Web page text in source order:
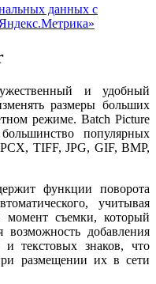
данных с
и удобный
размеры больших
режиме. Batch Picture
популярных
TIFF, JPG, GIF, BMP,
функции поворота
учитывая
съемки, который
добавления
текстовых знаков, что
размещении их в сети